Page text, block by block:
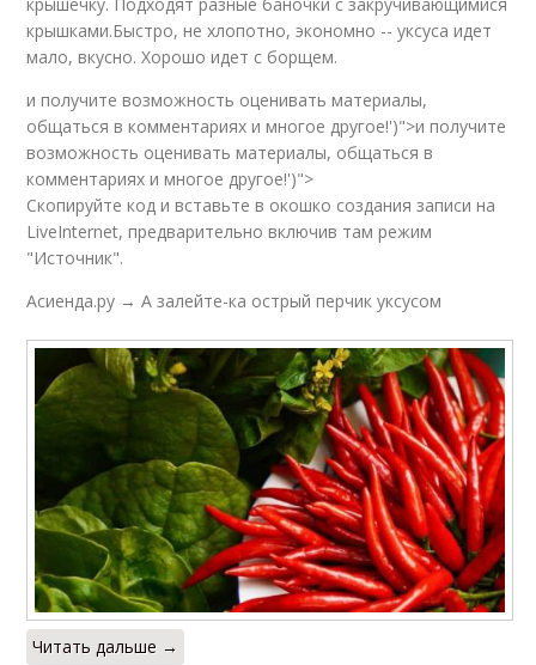
крышками.Быстро, не хлопотно, экономно -- уксуса идет
мало, вкусно. Хорошо идет с борщем.
и получите возможность оценивать материалы,
общаться в комментариях и многое другое!')">и получите
возможность оценивать материалы, общаться в
комментариях и многое другое!')">
Скопируйте код и вставьте в окошко создания записи на
LiveInternet, предварительно включив там режим
"Источник".
Асиенда.ру → А залейте-ка острый перчик уксусом
Читать дальше →